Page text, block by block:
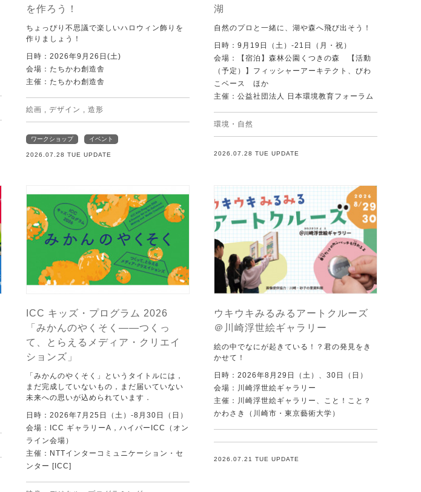
を作ろう！
ちょっぴり不思議で楽しいハロウィン飾りを
作りましょう！
日時：2026年9月26日(土)
会場：たちかわ創造舎
主催：たちかわ創造舎
絵画 デザイン 造形
ワークショップ イベント
2026.07.28 TUE UPDATE
湖
自然のプロと一緒に、湖や森へ飛び出そう！
日時：9月19日（土）-21日（月・祝）
会場：【宿泊】森林公園くつきの森 【活動
（予定）】フィッシャーアーキテクト、びわ
こベース ほか
主催：公益社団法人 日本環境教育フォーラム
環境・自然
2026.07.28 TUE UPDATE
ICC キッズ・プログラム 2026
「みかんのやくそく——つくっ
て、とらえるメディア・クリエイ
ションズ」
「みかんのやくそく」というタイトルには，
まだ完成していないもの，まだ届いていない
未来への思いが込められています．
日時：2026年7月25日（土）-8月30日（日）
会場：ICC ギャラリーA，ハイパーICC（オン
ライン会場）
主催：NTTインターコミュニケーション・セ
ンター [ICC]
ウキウキみるみるアートクルーズ
＠川崎浮世絵ギャラリー
絵の中でなにが起きている！？君の発見をき
かせて！
日時：2026年8月29日（土）、30日（日）
会場：川崎浮世絵ギャラリー
主催：川崎浮世絵ギャラリー、こと！こと？
かわさき（川崎市・東京藝術大学）
2026.07.21 TUE UPDATE